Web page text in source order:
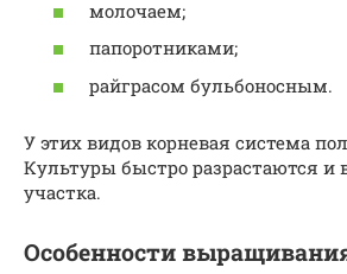
молочаем;
папоротниками;
райграсом бульбоносным.
У этих видов корневая система
Культуры быстро разрастаются и
участка.
Особенности